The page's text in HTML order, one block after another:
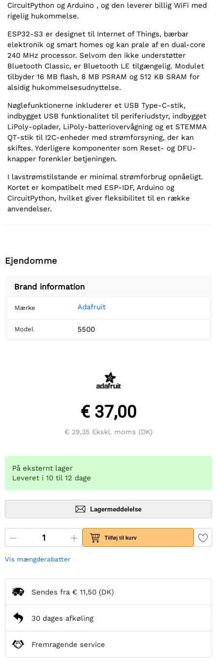
CircuitPython og Arduino , og den leverer billig WiFi med
rigelig hukommelse.
ESP32-S3 er designet til Internet of Things, bærbar
elektronik og smart homes og kan prale af en dual-core
240 MHz processor. Selvom den ikke understøtter
Bluetooth Classic, er Bluetooth LE tilgængelig. Modulet
tilbyder 16 MB flash, 8 MB PSRAM og 512 KB SRAM for
alsidig hukommelsesudnyttelse.
Nøglefunktionerne inkluderer et USB Type-C-stik,
indbygget USB funktionalitet til periferiudstyr, indbygget
LiPoly-oplader, LiPoly-batteriovervågning og et STEMMA
QT-stik til I2C-enheder med strømforsyning, der kan
skiftes. Yderligere komponenter som Reset- og DFU-
knapper forenkler betjeningen.
I lavstrømstilstande er minimal strømforbrug opnåeligt.
Kortet er kompatibelt med ESP-IDF, Arduino og
CircuitPython, hvilket giver fleksibilitet til en række
anvendelser.
Ejendomme
Brand information
Mærke Adafruit
Model 5500
€ 37,00
€ 29,35 Ekskl. moms (DK)
På eksternt lager
Leveret i 10 til 12 dage
Lagermeddelelse
Tilføj til kurv
Vis mængderabatter
Sendes fra € 11,50 (DK)
30 dages afkøling
Fremragende service